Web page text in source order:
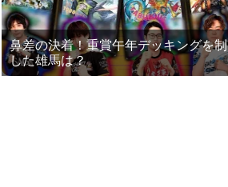
鼻差の決着！重賞午年デッキングを制
した雄馬は？